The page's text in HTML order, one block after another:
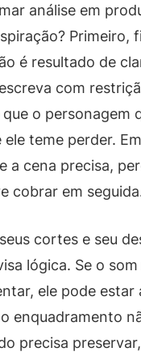
análise em
Primeiro,
é resultado de
com
o personagem
teme perder.
a cena precisa,
cobrar em
cortes e seu
lógica. Se o
ele pode estar
enquadramento
precisa